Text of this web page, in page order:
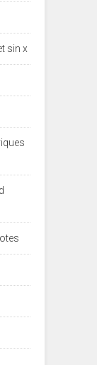
sin x